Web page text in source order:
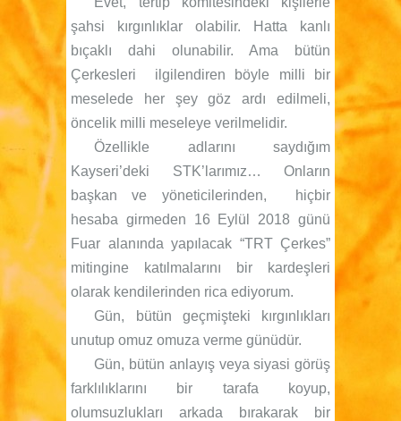
şahsi kırgınlıklar olabilir. Hatta kanlı
bıçaklı dahi olunabilir. Ama bütün
Çerkesleri ilgilendiren böyle milli bir
meselede her şey göz ardı edilmeli,
öncelik milli meseleye verilmelidir.
Özellikle adlarını saydığım
Kayseri’deki STK’larımız… Onların
başkan ve yöneticilerinden, hiçbir
hesaba girmeden 16 Eylül 2018 günü
Fuar alanında yapılacak “TRT Çerkes”
mitingine katılmalarını bir kardeşleri
olarak kendilerinden rica ediyorum.
Gün, bütün geçmişteki kırgınlıkları
unutup omuz omuza verme günüdür.
Gün, bütün anlayış veya siyasi görüş
farklılıklarını bir tarafa koyup,
olumsuzlukları arkada bırakarak bir